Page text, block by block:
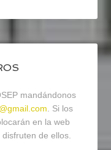
mandándonos
. Si los
en la web
de ellos.